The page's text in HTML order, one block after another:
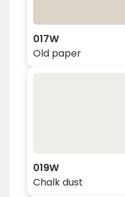
017W
Old paper
019W
Chalk dust